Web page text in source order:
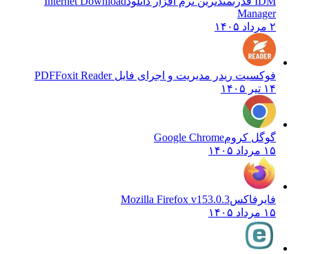
Manager
فوکسیت ریدر مدیریت و اجرای فایل PDFFoxit Reader
گوگل کرومGoogle Chrome
فایرفاکسMozilla Firefox v153.0.3